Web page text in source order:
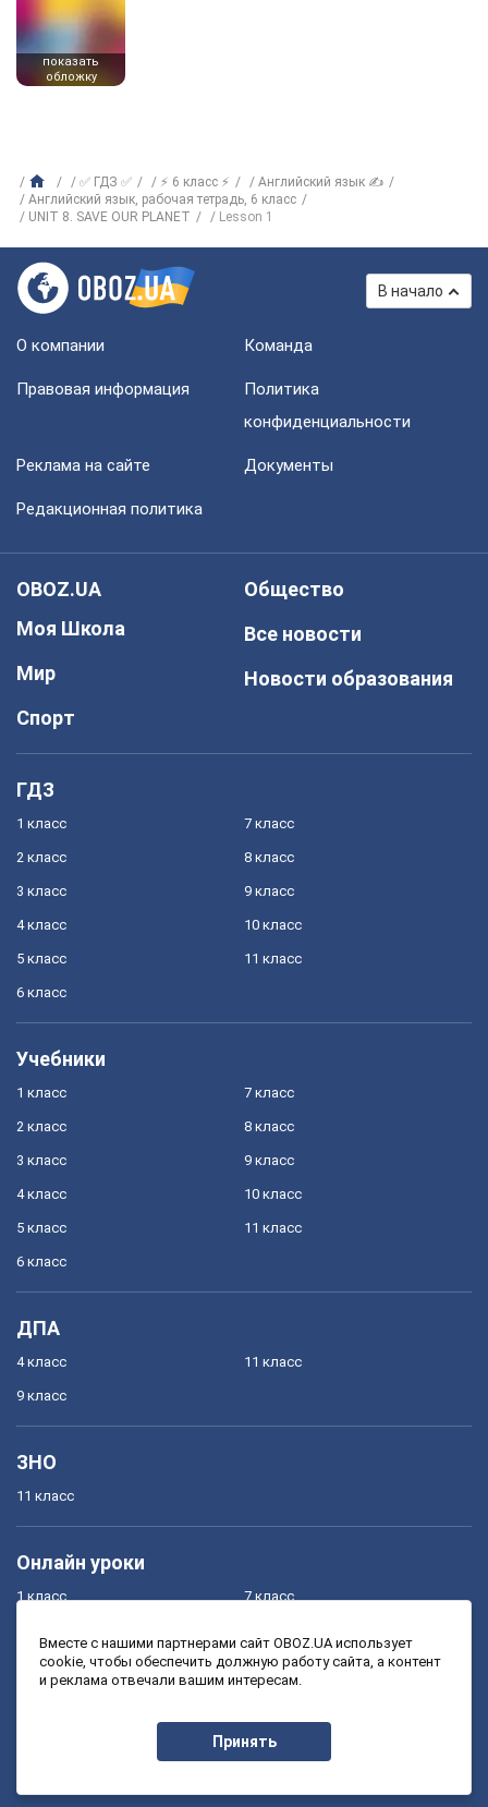
показать
обложку
✅ ГДЗ ✅ ⚡ 6 класс ⚡
Английский язык ✍
Английский язык, рабочая тетрадь, 6 класс
UNIT 8. SAVE OUR PLANET
Lesson 1
В начало
О компании Команда
Правовая информация
Политика
конфиденциальности
Реклама на сайте Документы
Редакционная политика
OBOZ.UA
Моя Школа
Мир
Спорт
Общество
Все новости
Новости образования
ГДЗ
1 класс
2 класс
3 класс
4 класс
5 класс
6 класс
7 класс
8 класс
9 класс
10 класс
11 класс
Учебники
1 класс
2 класс
3 класс
4 класс
5 класс
6 класс
7 класс
8 класс
9 класс
10 класс
11 класс
ДПА
4 класс
9 класс
11 класс
ЗНО
11 класс
Онлайн уроки
1 класс
3 класс
7 класс
9 класс
Вместе с нашими партнерами сайт OBOZ.UA использует
cookie, чтобы обеспечить должную работу сайта, а контент
и реклама отвечали вашим интересам.
Принять